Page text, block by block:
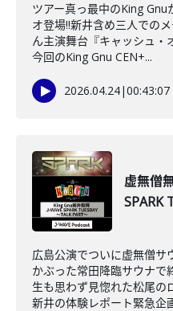
ツアー真っ最中のKing
オ登場!!新井含め三人での
ん主演舞台『キャッシュ・
今回のKing Gnu CEN+...
2026.04.24|00:43:07
虚無僧
SPARK
広島公演でついに虚無僧サ
かぶった常田降臨サウナで
生も思わず見惚れた松尾の
新井の体験レポート緊急企